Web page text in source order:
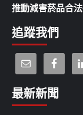
推動減害菸品合
追蹤我們
最新新聞